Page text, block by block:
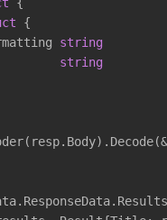
{
string
URL
string